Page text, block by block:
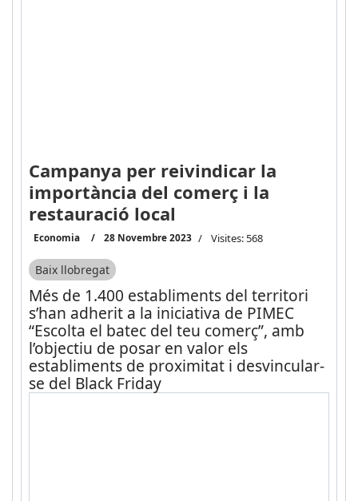
Campanya per reivindicar la
importància del comerç i la
restauració local
Economia 28 Novembre 2023 Visites: 568
Baix llobregat
Més de 1.400 establiments del territori
s’han adherit a la iniciativa de PIMEC
“Escolta el batec del teu comerç”, amb
l’objectiu de posar en valor els
establiments de proximitat i desvincular-
se del Black Friday